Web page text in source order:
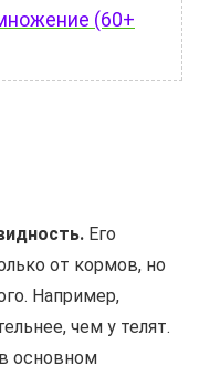
(60+
Его
от кормов, но
Например,
чем у телят.
основном